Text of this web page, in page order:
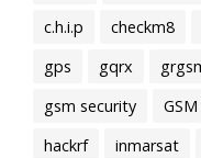
c.h.i.p
checkm8
gps
gqrx
gsm security
hackrf
inmarsat